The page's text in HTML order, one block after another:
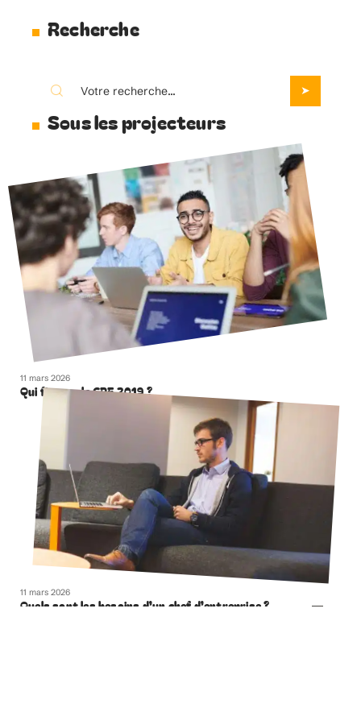
Recherche
Sous les projecteurs
11 mars 2026
Qui finance le CPF 2019 ?
11 mars 2026
Quels sont les besoins d’un chef d’entreprise ?